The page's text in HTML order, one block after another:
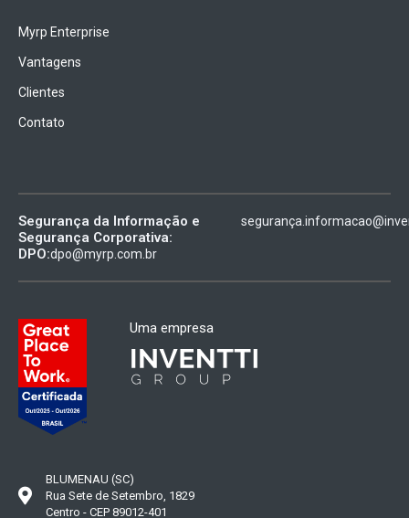
Myrp Enterprise
Vantagens
Clientes
Contato
Segurança da Informação e
Segurança Corporativa:
DPO:dpo@myrp.com.br
Uma empresa
BLUMENAU (SC)
Rua Sete de Setembro, 1829
Centro - CEP 89012-401